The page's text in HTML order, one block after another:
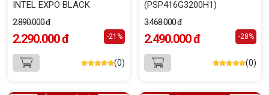
INTEL EXPO BLACK
2.890.000 đ
2.290.000 đ -21%
(0)
(PSP416G3200H1)
3.468.000 đ
2.490.000 đ -28%
(0)